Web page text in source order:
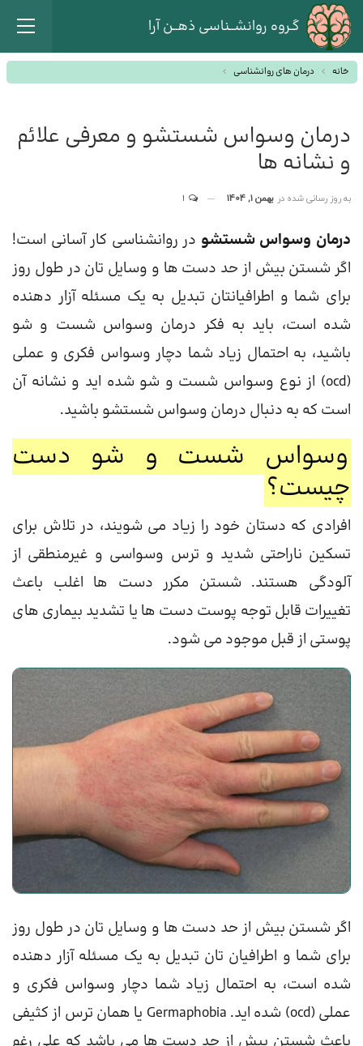
گـروه روانشــناسی ذهــن آرا
خانه درمان های روانشناسی
درمان وسواس شستشو و معرفی علائم
و نشانه ها
به روز رسانی شده در بهمن 1, 1404
درمان وسواس شستشو در روانشناسی کار آسانی است!
اگر شستن بیش از حد دست ها و وسایل تان در طول روز
برای شما و اطرافیانتان تبدیل به یک مسئله آزار دهنده
شده است، باید به فکر درمان وسواس شست و شو
باشید، به احتمال زیاد شما دچار وسواس فکری و عملی
(ocd) از نوع وسواس شست و شو شده اید و نشانه آن
است که به دنبال درمان وسواس شستشو باشید.
وسواس شست و شو دست
چیست؟
افرادی که دستان خود را زیاد می شویند، در تلاش برای
تسکین ناراحتی شدید و ترس وسواسی و غیرمنطقی از
آلودگی هستند. شستن مکرر دست ها اغلب باعث
تغییرات قابل توجه پوست دست ها یا تشدید بیماری های
پوستی از قبل موجود می شود.
اگر شستن بیش از حد دست ها و وسایل تان در طول روز
برای شما و اطرافیان تان تبدیل به یک مسئله آزار دهنده
شده است، به احتمال زیاد شما دچار وسواس فکری و
عملی (ocd) شده اید. Germaphobia یا همان ترس از کثیفی